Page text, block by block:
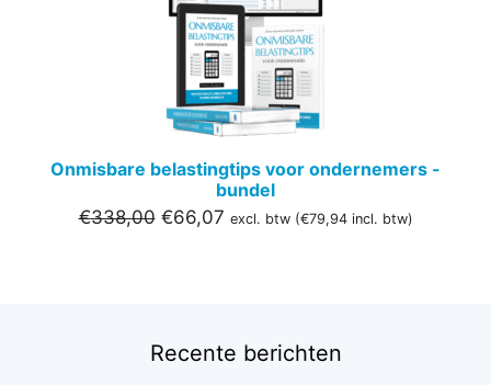
Onmisbare belastingtips voor ondernemers -
bundel
€338,00 Oorspronkelijke
€66,07Huidige
excl. btw (€79,94incl. btw)
Recente berichten